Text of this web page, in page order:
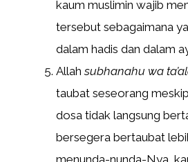
kaum muslimin wajib
tersebut sebagaimana
dalam hadis dan dalam
Allahsubhanahu wa
taubat seseorang
dosa tidak langsung
bersegera bertaubat
menunda-nunda-Nya,